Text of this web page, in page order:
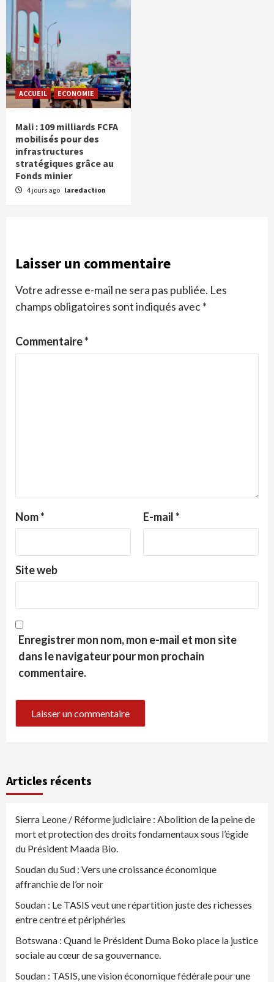
ACCUEIL ECONOMIE
Mali : 109 milliards FCFA
mobilisés pour des
infrastructures
stratégiques grâce au
Fonds minier
4 jours ago laredaction
Laisser un commentaire
Votre adresse e-mail ne sera pas publiée. Les
champs obligatoires sont indiqués avec*
Commentaire*
Nom* E-mail*
Site web
Enregistrer mon nom, mon e-mail et mon site
dans le navigateur pour mon prochain
commentaire.
Articles récents
Sierra Leone / Réforme judiciaire : Abolition de la peine de
mort et protection des droits fondamentaux sous l’égide
du Président Maada Bio.
Soudan du Sud : Vers une croissance économique
affranchie de l’or noir
Soudan : Le TASIS veut une répartition juste des richesses
entre centre et périphéries
Botswana : Quand le Président Duma Boko place la justice
sociale au cœur de sa gouvernance.
Soudan : TASIS, une vision économique fédérale pour une